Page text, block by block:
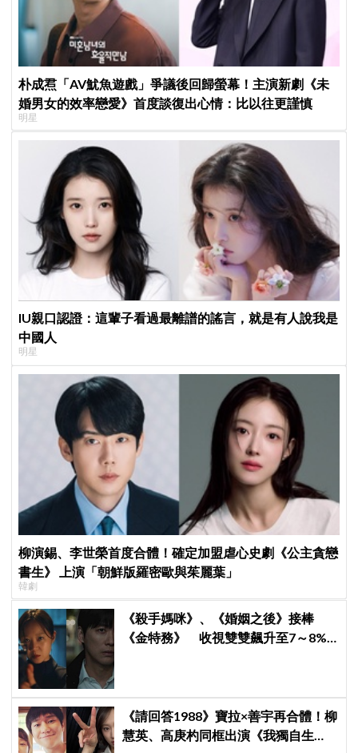
朴成焄「AV魷魚遊戲」爭議後回歸螢幕！主演新劇《未
婚男女的效率戀愛》首度談復出心情：比以往更謹慎
明星
IU親口認證：這輩子看過最離譜的謠言，就是有人說我是
中國人
明星
柳演錫、李世榮首度合體！確定加盟虐心史劇《公主貪戀
書生》 上演「朝鮮版羅密歐與茱麗葉」
韓劇
《殺手媽咪》、《婚姻之後》接棒
《金特務》 收視雙雙飆升至7～8%
《請回答1988》寶拉×善宇再合體！柳
慧英、高庚杓同框出演《我獨自生